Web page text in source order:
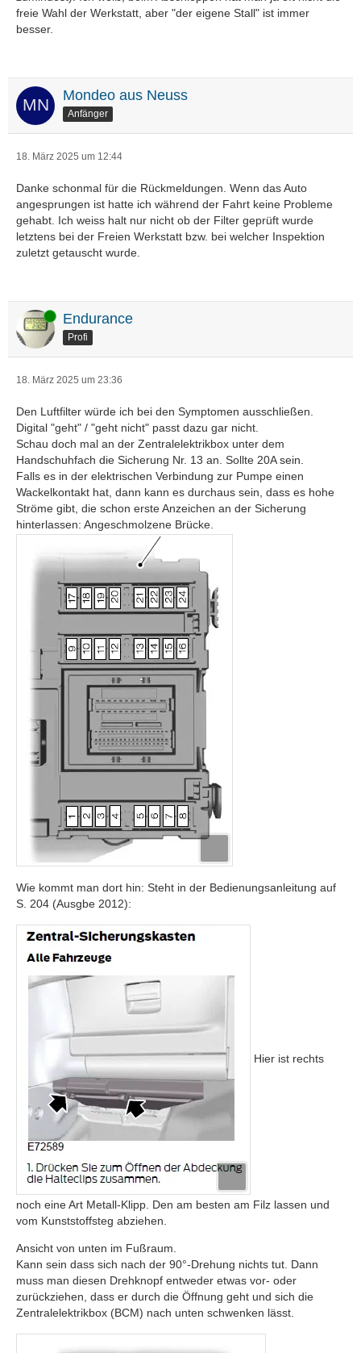
freie Wahl der Werkstatt, aber "der eigene Stall" ist immer
besser.
Mondeo aus Neuss
Anfänger
18. März 2025 um 12:44
Danke schonmal für die Rückmeldungen. Wenn das Auto
angesprungen ist hatte ich während der Fahrt keine Probleme
gehabt. Ich weiss halt nur nicht ob der Filter geprüft wurde
letztens bei der Freien Werkstatt bzw. bei welcher Inspektion
zuletzt getauscht wurde.
Online Endurance
Profi
18. März 2025 um 23:36
Den Luftfilter würde ich bei den Symptomen ausschließen.
Digital "geht" / "geht nicht" passt dazu gar nicht.
Schau doch mal an der Zentralelektrikbox unter dem
Handschuhfach die Sicherung Nr. 13 an. Sollte 20A sein.
Falls es in der elektrischen Verbindung zur Pumpe einen
Wackelkontakt hat, dann kann es durchaus sein, dass es hohe
Ströme gibt, die schon erste Anzeichen an der Sicherung
hinterlassen: Angeschmolzene Brücke.
Wie kommt man dort hin: Steht in der Bedienungsanleitung auf
S. 204 (Ausgbe 2012):
Hier ist rechts
noch eine Art Metall-Klipp. Den am besten am Filz lassen und
vom Kunststoffsteg abziehen.
Ansicht von unten im Fußraum.
Kann sein dass sich nach der 90°-Drehung nichts tut. Dann
muss man diesen Drehknopf entweder etwas vor- oder
zurückziehen, dass er durch die Öffnung geht und sich die
Zentralelektrikbox (BCM) nach unten schwenken lässt.